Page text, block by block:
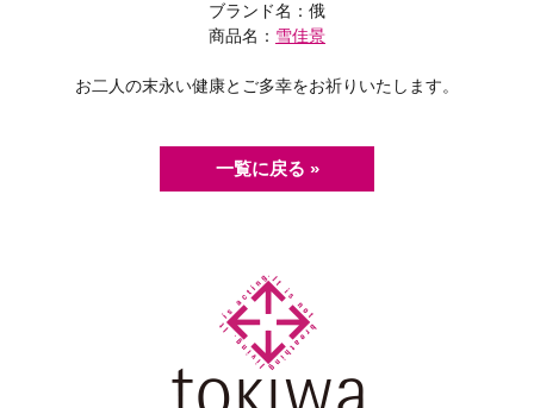
ブランド名：俄
商品名： 雪佳景
お二人の末永い健康とご多幸をお祈りいたします。
一覧に戻る »